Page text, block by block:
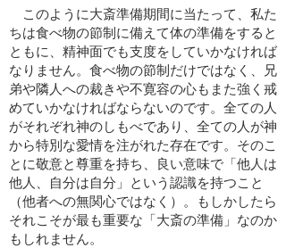
このように大斎準備期間に当たって、私た
ちは食べ物の節制に備えて体の準備をすると
ともに、精神面でも支度をしていかなければ
なりません。食べ物の節制だけではなく、兄
弟や隣人への裁きや不寛容の心もまた強く戒
めていかなければならないのです。全ての人
がそれぞれ神のしもべであり、全ての人が神
から特別な愛情を注がれた存在です。そのこ
とに敬意と尊重を持ち、良い意味で「他人は
他人、自分は自分」という認識を持つこと
（他者への無関心ではなく）。もしかしたら
それこそが最も重要な「大斎の準備」なのか
もしれません。